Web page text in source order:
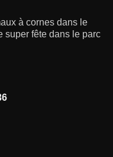
à cornes dans le
super fête dans le parc